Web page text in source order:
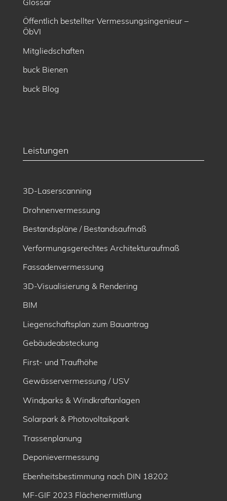
Öffentlich bestellter Vermessungsingenieur –
ÖbVI
Mitgliedschaften
buck Bienen
buck Blog
Leistungen
3D-Laserscanning
Drohnenvermessung
Bestandspläne / Bestandsaufmaß
Verformungsgerechtes Architekturaufmaß
Fassadenvermessung
3D-Visualisierung & Rendering
BIM
Liegenschaftsplan zum Bauantrag
Gebäudeabsteckung
First- und Traufhöhe
Gewässervermessung / USV
Windparks & Windkraftanlagen
Solarpark & Photovoltaikpark
Trassenplanung
Deponievermessung
Ebenheitsbe­stimmung nach DIN 18202
MF-GIF 2023 Flächenermittlung